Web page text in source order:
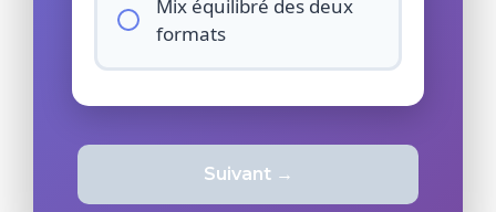
Mix équilibré des deux
formats
Suivant →